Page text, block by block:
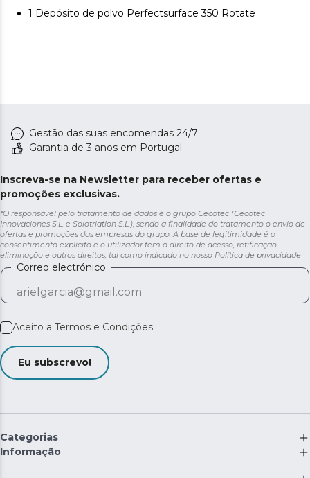
1 Depósito de polvo Perfectsurface 350 Rotate
Gestão das suas encomendas 24/7
Garantia de 3 anos em Portugal
Inscreva-se na Newsletter para receber ofertas e
promoções exclusivas.
*O responsável pelo tratamento de dados é o grupo Cecotec (Cecotec
Innovaciones S.L. e Solotriatlon S.L.), sendo a finalidade do tratamento o envio de
ofertas e promoções das empresas do grupo. A base de legitimidade é o
consentimento explícito e o utilizador tem o direito de acesso, retificação,
eliminação e outros direitos, tal como indicado no nosso Política de privacidade
Correo electrónico
Aceito a Termos e Condições
Eu subscrevo!
Categorias
Informação